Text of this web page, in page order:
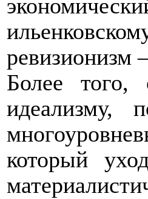
ревизионизм
Более того,
идеализму,
который